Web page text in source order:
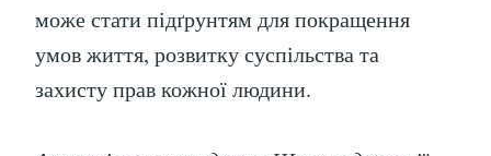
може стати підґрунтям для покращення
умов життя, розвитку суспільства та
захисту прав кожної людини.